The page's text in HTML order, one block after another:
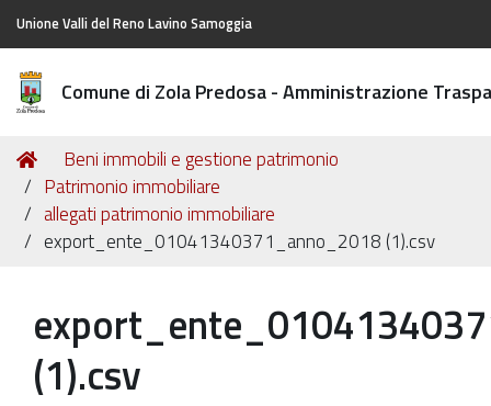
Unione Valli del Reno Lavino Samoggia
Comune di Zola Predosa - Amministrazione
Tu
sei
qui:
Home
Beni immobili e gestione patrimonio
Patrimonio immobiliare
allegati patrimonio immobiliare
export_ente_01041340371_anno_2018 (1).csv
(1).csv